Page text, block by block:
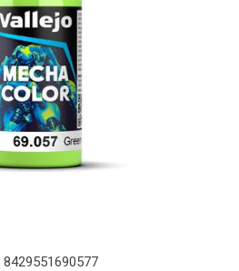
8429551690577